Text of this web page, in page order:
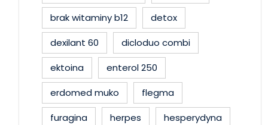
brak witaminy b12
detox
dexilant 60
dicloduo combi
ektoina
enterol 250
erdomed muko
flegma
furagina
herpes
hesperydyna